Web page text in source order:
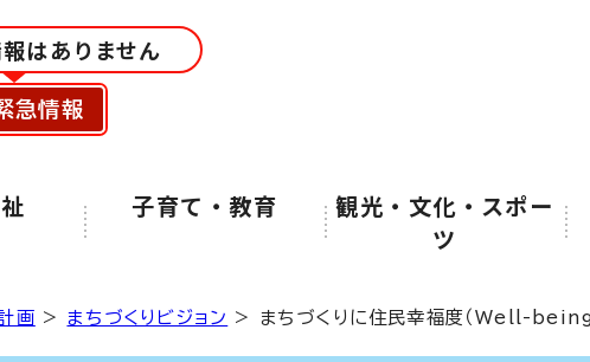
はありません
急情報
子育て・教育
観光・文化・スポー
ツ
画 > まちづくりビジョン > まちづくりに住民幸福度（Well-being